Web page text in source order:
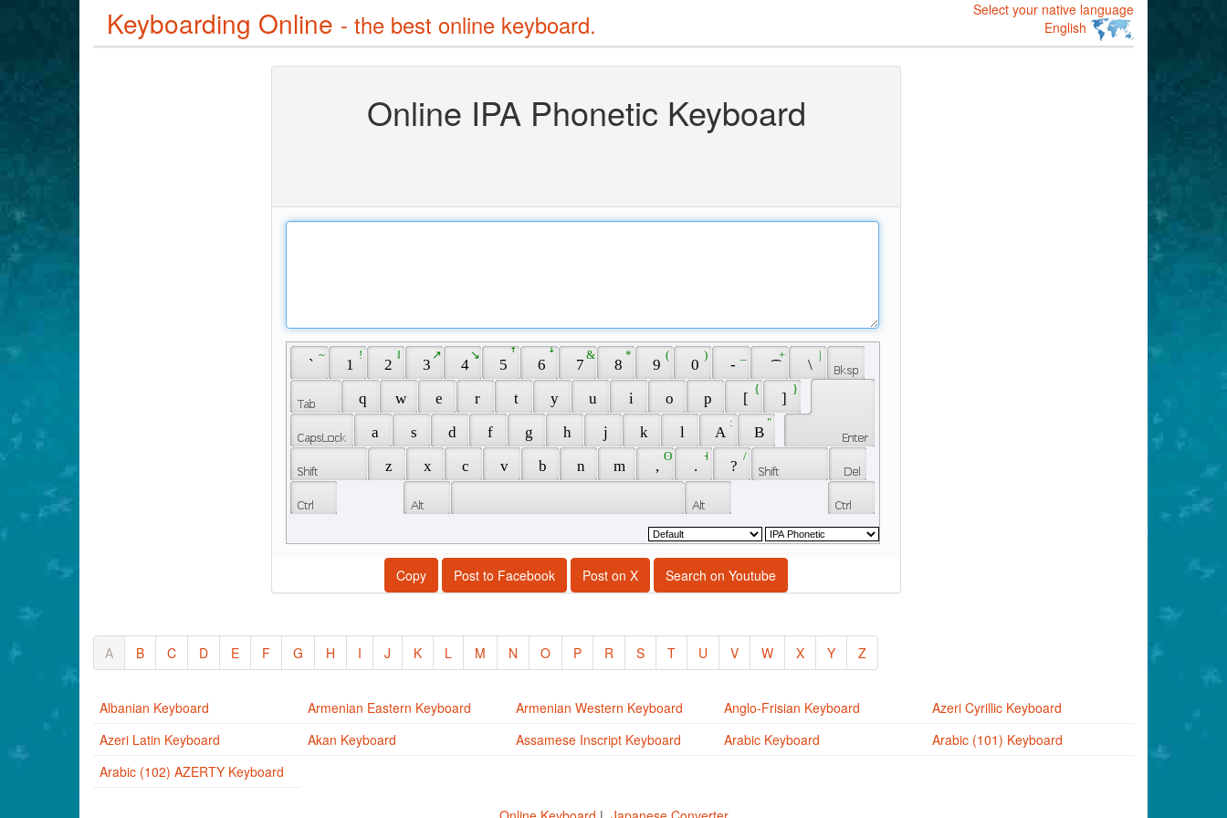
Keyboarding Online - the best online keyboard.
Select your native language
English
Online IPA Phonetic Keyboard
`
~
1
!
2
‖
3
↗
4
↘
5
ꜛ
6
ꜜ
7
&
8
*
9
(
0
)
- ͡
+
\
|
q w e r t y u i o p [
{
]
}
a s d f g h j k l Α
:
Β
"
z x c v b n m ,
ʘ
.
˧
?
/
Copy Post to Facebook Post on X Search on Youtube
A B C D E F G H I J K L M N O P R S T U V W X Y Z
Albanian Keyboard Armenian Eastern Keyboard Armenian Western Keyboard Anglo-Frisian Keyboard
Azeri Cyrillic Keyboard
Azeri Latin Keyboard
Akan Keyboard Assamese Inscript Keyboard Arabic Keyboard
Arabic (101) Keyboard
Arabic (102) AZERTY Keyboard